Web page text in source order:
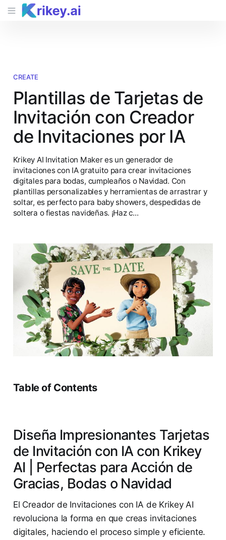
CREATE
Plantillas de Tarjetas de
Invitación con Creador
de Invitaciones por IA
Krikey AI Invitation Maker es un generador de
invitaciones con IA gratuito para crear invitaciones
digitales para bodas, cumpleaños o Navidad. Con
plantillas personalizables y herramientas de arrastrar y
soltar, es perfecto para baby showers, despedidas de
soltera o fiestas navideñas. ¡Haz c...
Table of Contents
Diseña Impresionantes Tarjetas
de Invitación con IA con Krikey
AI | Perfectas para Acción de
Gracias, Bodas o Navidad
El Creador de Invitaciones con IA de Krikey AI
revoluciona la forma en que creas invitaciones
digitales, haciendo el proceso simple y eficiente.